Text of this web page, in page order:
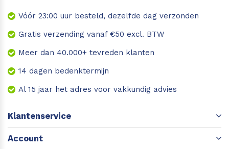
Vóór 23:00 uur besteld, dezelfde dag verzonden
Gratis verzending vanaf €50 excl. BTW
Meer dan 40.000+ tevreden klanten
14 dagen bedenktermijn
Al 15 jaar het adres voor vakkundig advies
Klantenservice
Account